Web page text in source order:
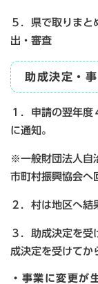
５．県で取りま
出・審査
助成決定・
１．申請の翌年
に通知。
※一般財団法人自
市町村振興協会へ
２．村は地区へ結
３．助成決定を
成決定を受けてか
・事業に変更が